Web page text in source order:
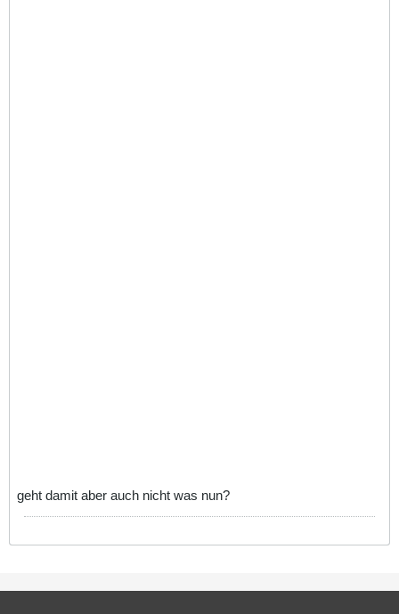
geht damit aber auch nicht was nun?